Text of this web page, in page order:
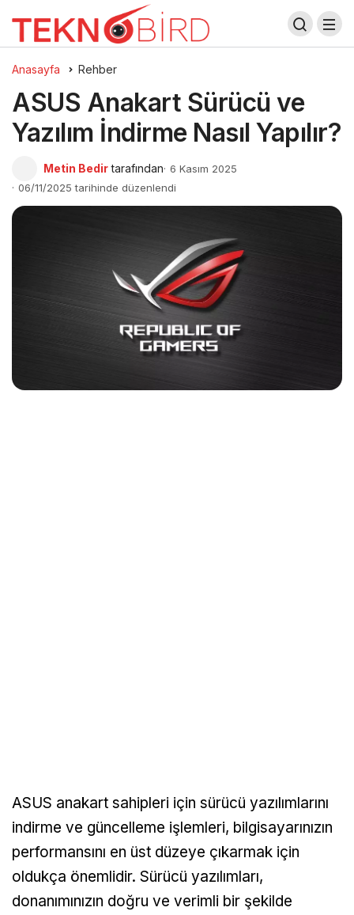
Anasayfa Rehber
ASUS Anakart Sürücü ve
Yazılım İndirme Nasıl Yapılır?
Metin Bedir tarafından 6 Kasım 2025
06/11/2025 tarihinde düzenlendi
ASUS anakart sahipleri için sürücü yazılımlarını
indirme ve güncelleme işlemleri, bilgisayarınızın
performansını en üst düzeye çıkarmak için
oldukça önemlidir. Sürücü yazılımları,
donanımınızın doğru ve verimli bir şekilde